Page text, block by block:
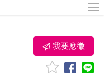
我要應徵